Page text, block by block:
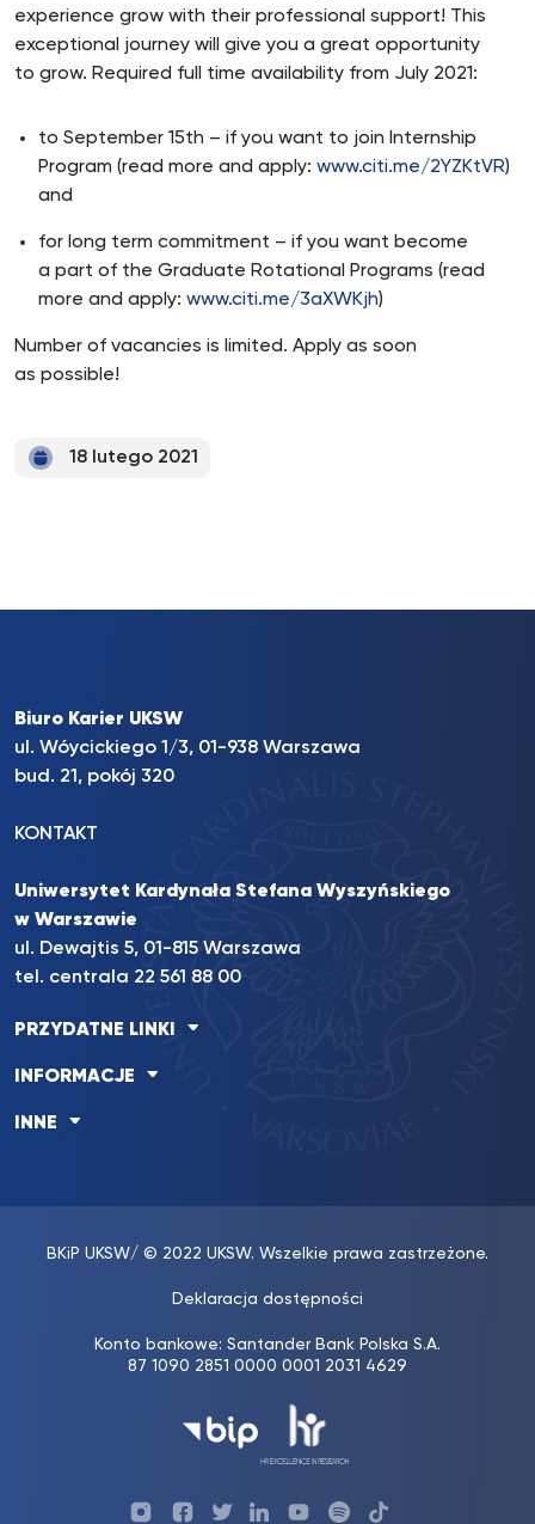
experience grow with their professional support! This
exceptional journey will give you a great opportunity
to grow. Required full time availability from July 2021:
to September 15th – if you want to join Internship
Program (read more and apply: www.citi.me/2YZKtVR)
and
for long term commitment – if you want become
a part of the Graduate Rotational Programs (read
more and apply: www.citi.me/3aXWKjh)
Number of vacancies is limited. Apply as soon
as possible!
18 lutego 2021
Biuro Karier UKSW
ul. Wóycickiego 1/3, 01-938 Warszawa
bud. 21, pokój 320
KONTAKT
Uniwersytet Kardynała Stefana Wyszyńskiego
w Warszawie
ul. Dewajtis 5, 01-815 Warszawa
tel. centrala 22 561 88 00
PRZYDATNE LINKI
INFORMACJE
INNE
BKiP UKSW/ © 2022 UKSW. Wszelkie prawa zastrzeżone.
Deklaracja dostępności
Konto bankowe: Santander Bank Polska S.A.
87 1090 2851 0000 0001 2031 4629
Profil ProfilProfilProfil UKSWProfilUKSW